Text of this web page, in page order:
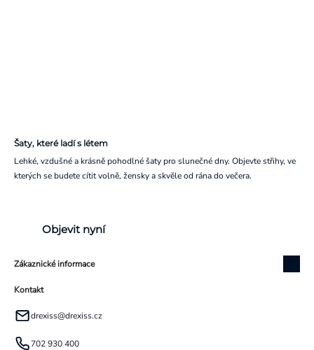
Šaty, které ladí s létem
Lehké, vzdušné a krásně pohodlné šaty pro slunečné dny. Objevte střihy, ve
kterých se budete cítit volně, žensky a skvěle od rána do večera.
Objevit nyní
Zákaznické informace
Kontakt
drexiss@drexiss.cz
702 930 400